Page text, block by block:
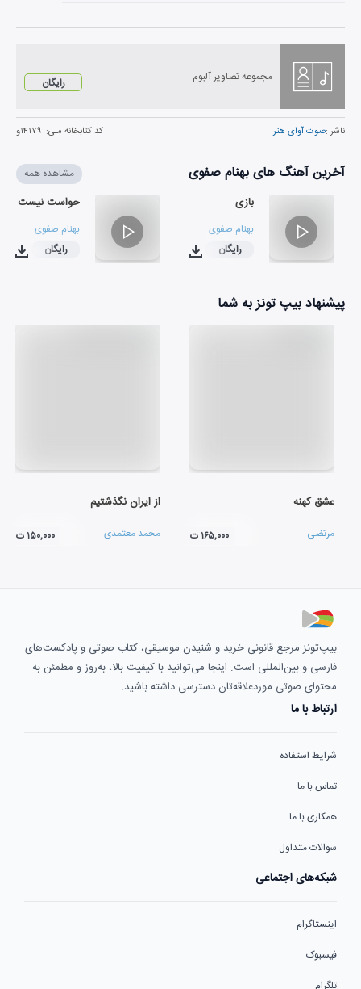
مجموعه تصاویر آلبوم رایگان
ناشر :صوت آوای هنر کد کتابخانه ملی: ۱۴۱۷۹و
آخرین آهنگ های بهنام صفوی مشاهده همه
بازی
بهنام صفوی
۰۴:۵۶
رایگان
حواست نیست
بهنام صفوی
۰۴:۱۶
رایگان
پیشنهاد بیپ تونز به شما
عشق کهنه
مرتضی ۱۶۵,۰۰۰ ت
از ایران نگذشتیم
محمد معتمدی ۱۵۰,۰۰۰ ت
بیپ‌تونز مرجع قانونی خرید و شنیدن موسیقی، کتاب صوتی و پادکست‌های
فارسی و بین‌المللی است. اینجا می‌توانید با کیفیت بالا، به‌روز و مطمئن به
محتوای صوتی موردعلاقه‌تان دسترسی داشته باشید.
ارتباط با ما
شرایط استفاده
تماس با ما
همکاری با ما
سوالات متداول
شبکه‌های اجتماعی
اینستاگرام
فیسبوک
تلگرام